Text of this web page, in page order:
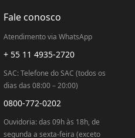
Fale conosco
Atendimento via WhatsApp
+ 55 11 4935-2720
SAC: Telefone do SAC (todos os
dias das 08:00 – 20:00)
0800-772-0202
Ouvidoria: das 09h às 18h, de
segunda a sexta-feira (exceto